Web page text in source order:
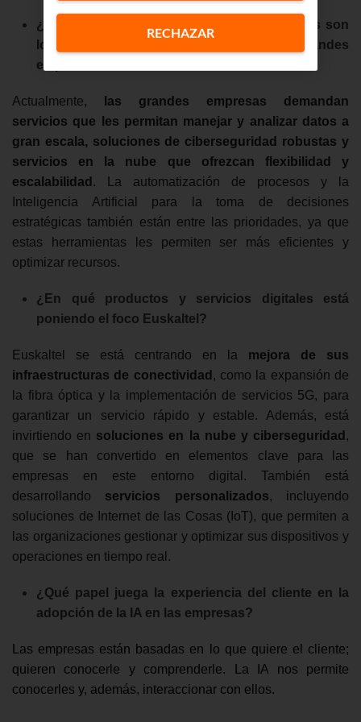
¿Qué tipo de servicios o soluciones digitales son
los más demandados actualmente por las grandes
empresas?
Actualmente,
las grandes empresas demandan
servicios que les permitan manejar y analizar datos a
gran escala, soluciones de ciberseguridad robustas y
servicios en la nube que ofrezcan flexibilidad y
escalabilidad . La automatización de procesos y la
Inteligencia Artificial para la toma de decisiones
estratégicas también están entre las prioridades, ya que
estas herramientas les permiten ser más eficientes y
optimizar recursos.
¿En qué productos y servicios digitales está
poniendo el foco Euskaltel?
Euskaltel se está centrando en la mejora de sus
infraestructuras de conectividad , como la expansión de
la fibra óptica y la implementación de servicios 5G, para
garantizar un servicio rápido y estable. Además, está
invirtiendo en soluciones en la nube y ciberseguridad ,
que se han convertido en elementos clave para las
empresas en este entorno digital. También está
desarrollando servicios personalizados, incluyendo
soluciones de Internet de las Cosas (IoT), que permiten a
las organizaciones gestionar y optimizar sus dispositivos y
operaciones en tiempo real.
¿Qué papel juega la experiencia del cliente en la
adopción de la IA en las empresas?
Las empresas están basadas en lo que quiere el cliente;
quieren conocerle y comprenderle. La IA nos permite
conocerles y, además, interaccionar con ellos.
RECHAZAR